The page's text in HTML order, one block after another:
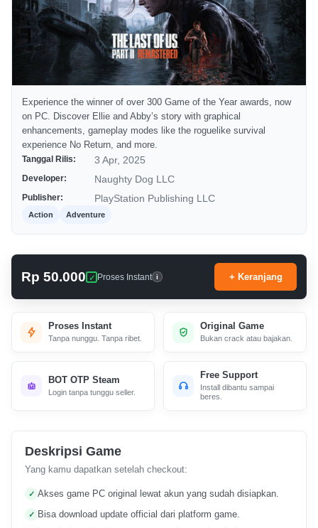
Experience the winner of over 300 Game of the Year awards, now
on PC. Discover Ellie and Abby’s story with graphical
enhancements, gameplay modes like the roguelike survival
experience No Return, and more.
Tanggal Rilis: 3 Apr, 2025
Developer: Naughty Dog LLC
Publisher: PlayStation Publishing LLC
Action Adventure
Rp 50.000 Proses Instant i + Keranjang
Proses Instant
Tanpa nunggu. Tanpa ribet.
Original Game
Bukan crack atau bajakan.
BOT OTP Steam
Login tanpa tunggu seller.
Free Support
Install dibantu sampai
beres.
Deskripsi Game
Yang kamu dapatkan setelah checkout:
Akses game PC original lewat akun yang sudah disiapkan.
Bisa download update official dari platform game.